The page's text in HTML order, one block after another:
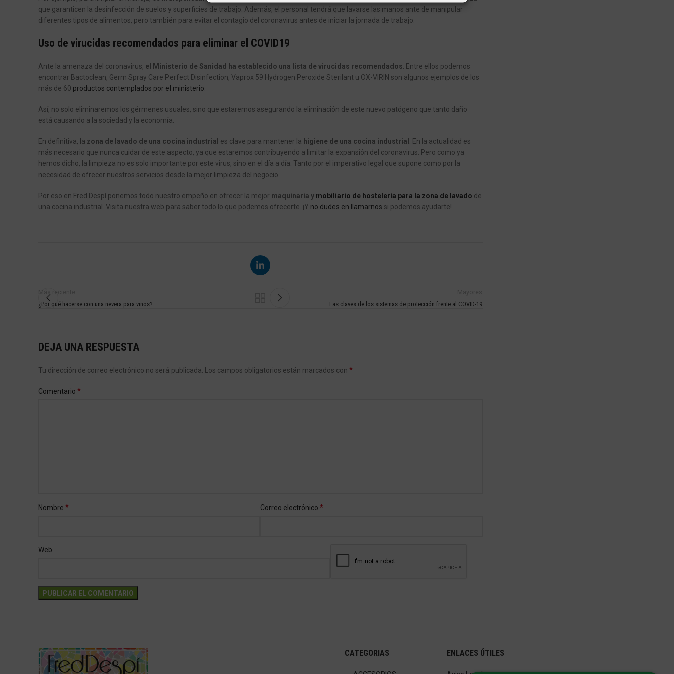
que garanticen la desinfección de suelos y superficies de trabajo. Además, el personal tendrá que lavarse las manos ante de manipular
diferentes tipos de alimentos, pero también para evitar el contagio del coronavirus antes de iniciar la jornada de trabajo.
Uso de virucidas recomendados para eliminar el COVID19
Ante la amenaza del coronavirus, el Ministerio de Sanidad ha establecido una lista de virucidas recomendados. Entre ellos podemos
encontrar Bactoclean, Germ Spray Care Perfect Disinfection, Vaprox 59 Hydrogen Peroxide Sterilant u OX-VIRIN son algunos ejemplos de los
más de 60 productos contemplados por el ministerio.
Así, no solo eliminaremos los gérmenes usuales, sino que estaremos asegurando la eliminación de este nuevo patógeno que tanto daño
está causando a la sociedad y la economía.
En definitiva, la zona de lavado de una cocina industrial es clave para mantener la higiene de una cocina industrial . En la actualidad es
más necesario que nunca cuidar de este aspecto, ya que estaremos contribuyendo a limitar la expansión del coronavirus. Pero como ya
hemos dicho, la limpieza no es solo importante por este virus, sino en el día a día. Tanto por el imperativo legal que supone como por la
necesidad de ofrecer nuestros servicios desde la mejor limpieza del negocio.
Por eso en Fred Despí ponemos todo nuestro empeño en ofrecer la mejor maquinaria y mobiliario de hostelería para la zona de lavado de
una cocina industrial. Visita nuestra web para saber todo lo que podemos ofrecerte. ¡Y no dudes en llamarnos si podemos ayudarte!
Más reciente
¿Por qué hacerse con una nevera para vinos?
Las claves de los sistemas de protección frente al COVID-19
DEJA UNA RESPUESTA
Tu dirección de correo electrónico no será publicada. Los campos obligatorios están marcados con *
Comentario *
Nombre * Correo electrónico*
Web
CATEGORIAS ENLACES ÚTILES